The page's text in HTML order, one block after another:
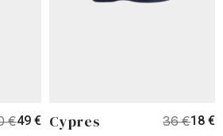
€49 € Cypres 36 €18 €